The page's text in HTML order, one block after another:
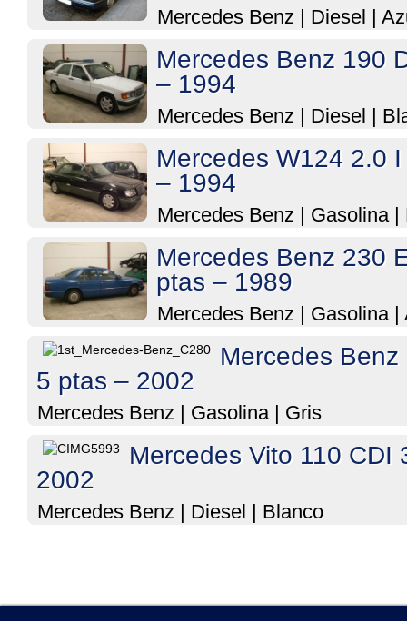
Mercedes Benz | Diesel |
Mercedes Benz 190
– 1994
Mercedes Benz | Diesel |
Mercedes W124 2.0
– 1994
Mercedes Benz | Gasolina|
Mercedes Benz 230
ptas – 1989
Mercedes Benz | Gasolina|
Mercedes Benz
5 ptas – 2002
Mercedes Benz | Gasolina| Gris
Mercedes Vito 110 CDI
2002
Mercedes Benz | Diesel | Blanco